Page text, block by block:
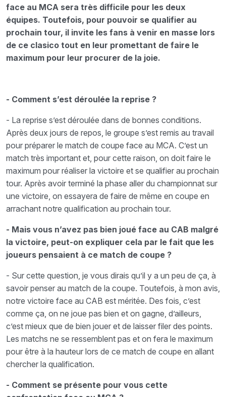
face au MCA sera très difficile pour les deux
équipes. Toutefois, pour pouvoir se qualifier au
prochain tour, il invite les fans à venir en masse lors
de ce clasico tout en leur promettant de faire le
maximum pour leur procurer de la joie.
- Comment s’est déroulée la reprise ?
- La reprise s’est déroulée dans de bonnes conditions.
Après deux jours de repos, le groupe s’est remis au travail
pour préparer le match de coupe face au MCA. C’est un
match très important et, pour cette raison, on doit faire le
maximum pour réaliser la victoire et se qualifier au prochain
tour. Après avoir terminé la phase aller du championnat sur
une victoire, on essayera de faire de même en coupe en
arrachant notre qualification au prochain tour.
- Mais vous n’avez pas bien joué face au CAB malgré
la victoire, peut-on expliquer cela par le fait que les
joueurs pensaient à ce match de coupe ?
- Sur cette question, je vous dirais qu’il y a un peu de ça, à
savoir penser au match de la coupe. Toutefois, à mon avis,
notre victoire face au CAB est méritée. Des fois, c’est
comme ça, on ne joue pas bien et on gagne, d’ailleurs,
c’est mieux que de bien jouer et de laisser filer des points.
Les matchs ne se ressemblent pas et on fera le maximum
pour être à la hauteur lors de ce match de coupe en allant
chercher la qualification.
- Comment se présente pour vous cette